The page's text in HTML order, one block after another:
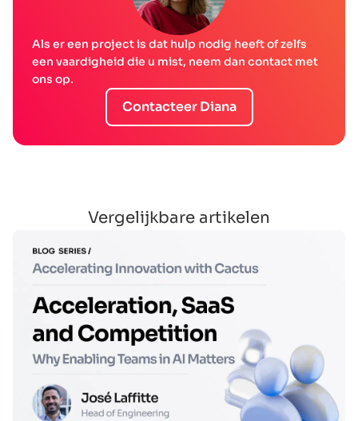
Als er een project is dat hulp nodig heeft of zelfs
een vaardigheid die u mist, neem dan contact met
ons op.
Contacteer Diana
Vergelijkbare artikelen